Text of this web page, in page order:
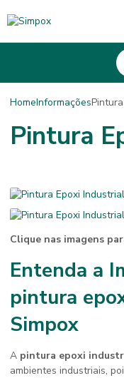
HomeInformações
Pintura
Clique nas imagens
Entenda a
pintura
Simpox
A pintura epoxi
ambientes industriais,